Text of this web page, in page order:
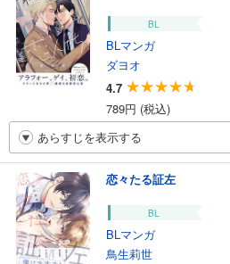
BL
BLマンガ
ダヨオ
4.7
789円 (税込)
あらすじを表示する
恋々たる証左
BL
BLマンガ
鳥生莉世